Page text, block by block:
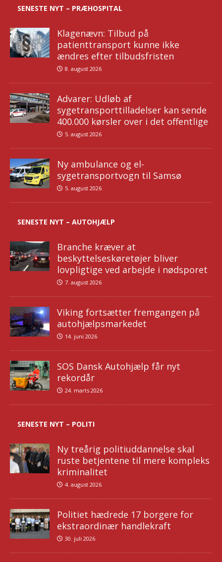
SENESTE NYT – PRÆHOSPITAL
Klagenævn: Tilbud på
patienttransport kunne ikke
ændres efter tilbudsfristen
8. august 2026
Advarer: Udløb af
sygetransporttilladelser kan sende
400.000 kørsler over i det offentlige
5. august 2026
Ny ambulance og el-
sygetransportvogn til Samsø
5. august 2026
SENESTE NYT – AUTOHJÆLP
Branche kræver at
beskyttelseskøretøjer bliver
lovpligtige ved arbejde i nødsporet
7. august 2026
Viking fortsætter fremgangen på
autohjælpsmarkedet
14. juni 2026
SOS Dansk Autohjælp får nyt
rekordår
24. marts 2026
SENESTE NYT – POLITI
Ny treårig politiuddannelse skal
ruste betjentene til mere kompleks
kriminalitet
4. august 2026
Politiet hædrede 17 borgere for
ekstraordinær handlekraft
30. juli 2026